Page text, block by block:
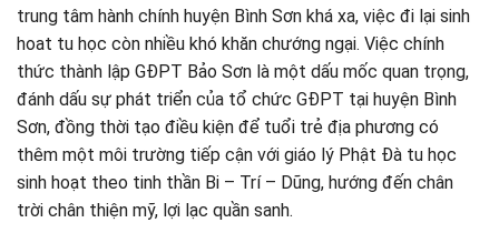
trung tâm hành chính huyện Bình Sơn khá xa, việc đi lại sinh
hoat tu học còn nhiều khó khăn chướng ngại. Việc chính
thức thành lập GĐPT Bảo Sơn là một dấu mốc quan trọng,
đánh dấu sự phát triển của tổ chức GĐPT tại huyện Bình
Sơn, đồng thời tạo điều kiện để tuổi trẻ địa phương có
thêm một môi trường tiếp cận với giáo lý Phật Đà tu học
sinh hoạt theo tinh thần Bi – Trí – Dũng, hướng đến chân
trời chân thiện mỹ, lợi lạc quần sanh.